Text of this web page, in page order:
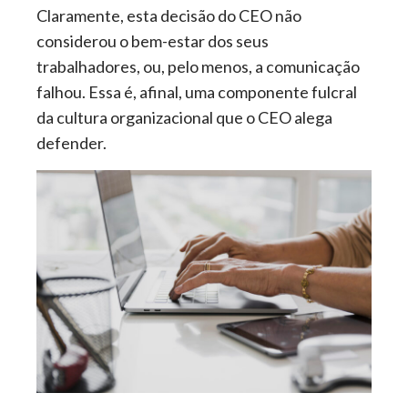
Claramente, esta decisão do CEO não
considerou o bem-estar dos seus
trabalhadores, ou, pelo menos, a comunicação
falhou. Essa é, afinal, uma componente fulcral
da cultura organizacional que o CEO alega
defender.